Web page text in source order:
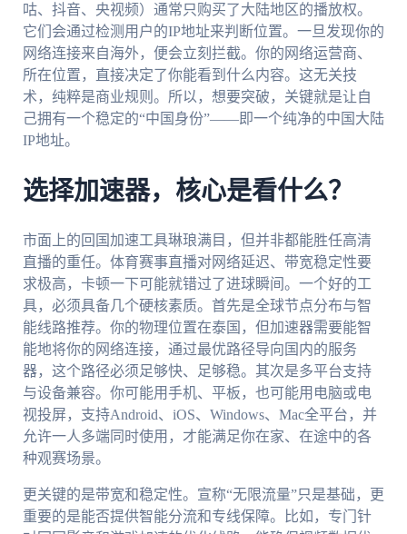
咕、抖音、央视频）通常只购买了大陆地区的播放权。
它们会通过检测用户的IP地址来判断位置。一旦发现你的
网络连接来自海外，便会立刻拦截。你的网络运营商、
所在位置，直接决定了你能看到什么内容。这无关技
术，纯粹是商业规则。所以，想要突破，关键就是让自
己拥有一个稳定的“中国身份”——即一个纯净的中国大陆
IP地址。
选择加速器，核心是看什么？
市面上的回国加速工具琳琅满目，但并非都能胜任高清
直播的重任。体育赛事直播对网络延迟、带宽稳定性要
求极高，卡顿一下可能就错过了进球瞬间。一个好的工
具，必须具备几个硬核素质。首先是全球节点分布与智
能线路推荐。你的物理位置在泰国，但加速器需要能智
能地将你的网络连接，通过最优路径导向国内的服务
器，这个路径必须足够快、足够稳。其次是多平台支持
与设备兼容。你可能用手机、平板，也可能用电脑或电
视投屏，支持Android、iOS、Windows、Mac全平台，并
允许一人多端同时使用，才能满足你在家、在途中的各
种观赛场景。
更关键的是带宽和稳定性。宣称“无限流量”只是基础，更
重要的是能否提供智能分流和专线保障。比如，专门针